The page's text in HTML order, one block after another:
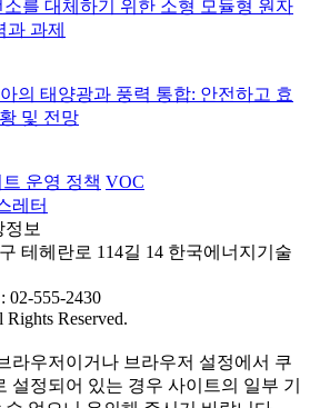
를 대체하기 위한 소형 모듈형 원자
과 과제
의 태양광과 풍력 통합: 안전하고 효
및 전망
운영 정책 VOC
레터
테헤란로 114길 14 한국에너지기술
02-555-2430
Reserved.
라우저이거나 브라우저 설정에서 쿠
설정되어 있는 경우 사이트의 일부 기